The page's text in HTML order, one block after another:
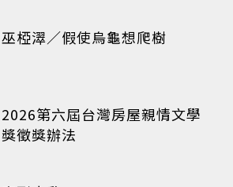
巫椏濢／假使烏龜想爬樹
2026第六屆台灣房屋親情文學
獎徵獎辦法